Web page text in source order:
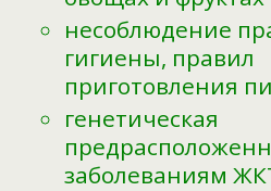
несоблюдение
гигиены, правил
приготовления
генетическая
заболеваниям